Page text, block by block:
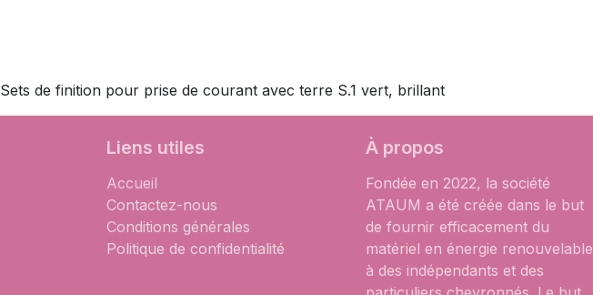
Sets de finition pour prise de courant avec terre S.1 vert, brillant
Liens utiles
Accueil
Contactez-nous
Conditions générales
Politique de confidentialité
À propos
Fondée en 2022, la société
ATAUM a été créée dans le but
de fournir efficacement du
matériel en énergie renouvelable
à des indépendants et des